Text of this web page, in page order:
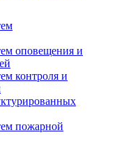
оповещения и
контроля и
пожарной